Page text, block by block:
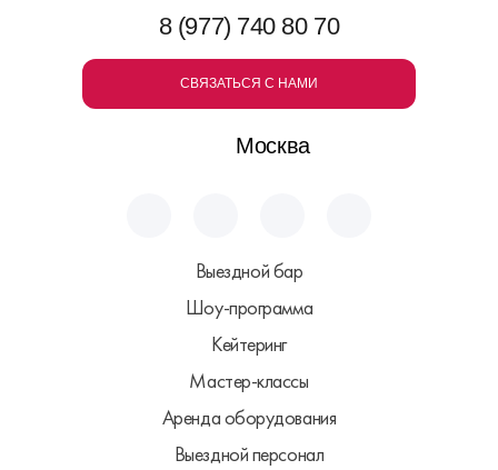
8 (977) 740 80 70
СВЯЗАТЬСЯ С НАМИ
Москва
Выездной бар
Шоу-программа
Кейтеринг
Мастер-классы
Аренда оборудования
Выездной персонал